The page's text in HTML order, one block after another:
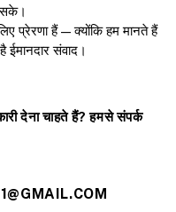
सके।
प्रेरणा हैं — क्योंकि हम मानते हैं
संवाद।
देना चाहते हैं? हमसे संपर्क